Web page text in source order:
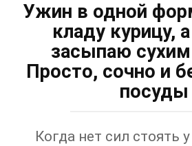
Ужин в одной
кладу курицу,
засыпаю
Просто, сочно и
посуды
Когда нет сил стоять